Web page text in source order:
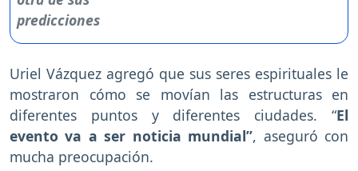
Uriel Vázquez agregó que sus seres espirituales le
mostraron cómo se movían las estructuras en
diferentes puntos y diferentes ciudades. “El
evento va a ser noticia mundial”, aseguró con
mucha preocupación.